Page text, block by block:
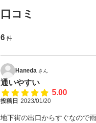
口コミ
6 件
Haneda さん
通いやすい
5.00
投稿日 2023/01/20
地下街の出口からすぐなので